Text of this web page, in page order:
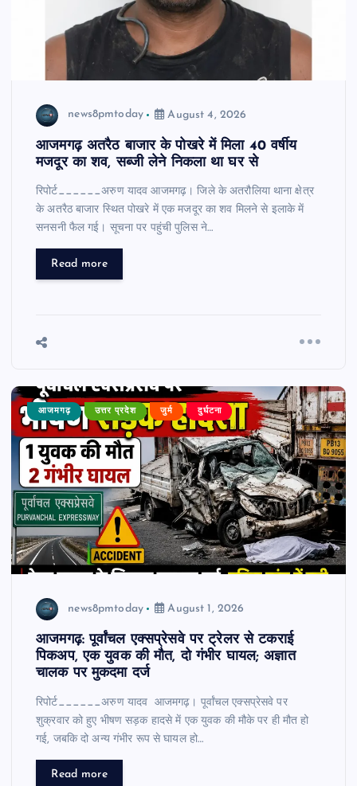
news8pmtoday August 4, 2026
आजमगढ़ अतरैठ बाजार के पोखरे में मिला 40 वर्षीय
मजदूर का शव, सब्जी लेने निकला था घर से
रिपोर्ट______अरुण यादव आजमगढ़। जिले के अतरौलिया थाना क्षेत्र
के अतरैठ बाजार स्थित पोखरे में एक मजदूर का शव मिलने से इलाके में
सनसनी फैल गई। सूचना पर पहुंची पुलिस ने…
Read more
आजमगढ़ उत्तर प्रदेश जुर्म दुर्घटना
news8pmtoday August 1, 2026
आजमगढ़: पूर्वांचल एक्सप्रेसवे पर ट्रेलर से टकराई
पिकअप, एक युवक की मौत, दो गंभीर घायल; अज्ञात
चालक पर मुकदमा दर्ज
रिपोर्ट______अरुण यादव आजमगढ़। पूर्वांचल एक्सप्रेसवे पर
शुक्रवार को हुए भीषण सड़क हादसे में एक युवक की मौके पर ही मौत हो
गई, जबकि दो अन्य गंभीर रूप से घायल हो…
Read more